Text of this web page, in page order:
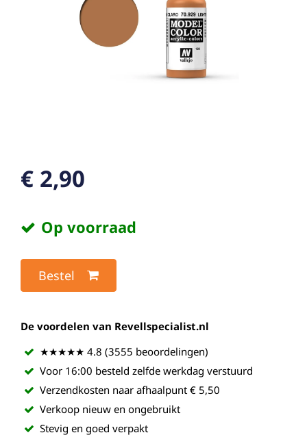
€ 2,90
Op voorraad
Bestel
De voordelen van Revellspecialist.nl
★★★★★ 4.8 (3555 beoordelingen)
Voor 16:00 besteld zelfde werkdag verstuurd
Verzendkosten naar afhaalpunt € 5,50
Verkoop nieuw en ongebruikt
Stevig en goed verpakt